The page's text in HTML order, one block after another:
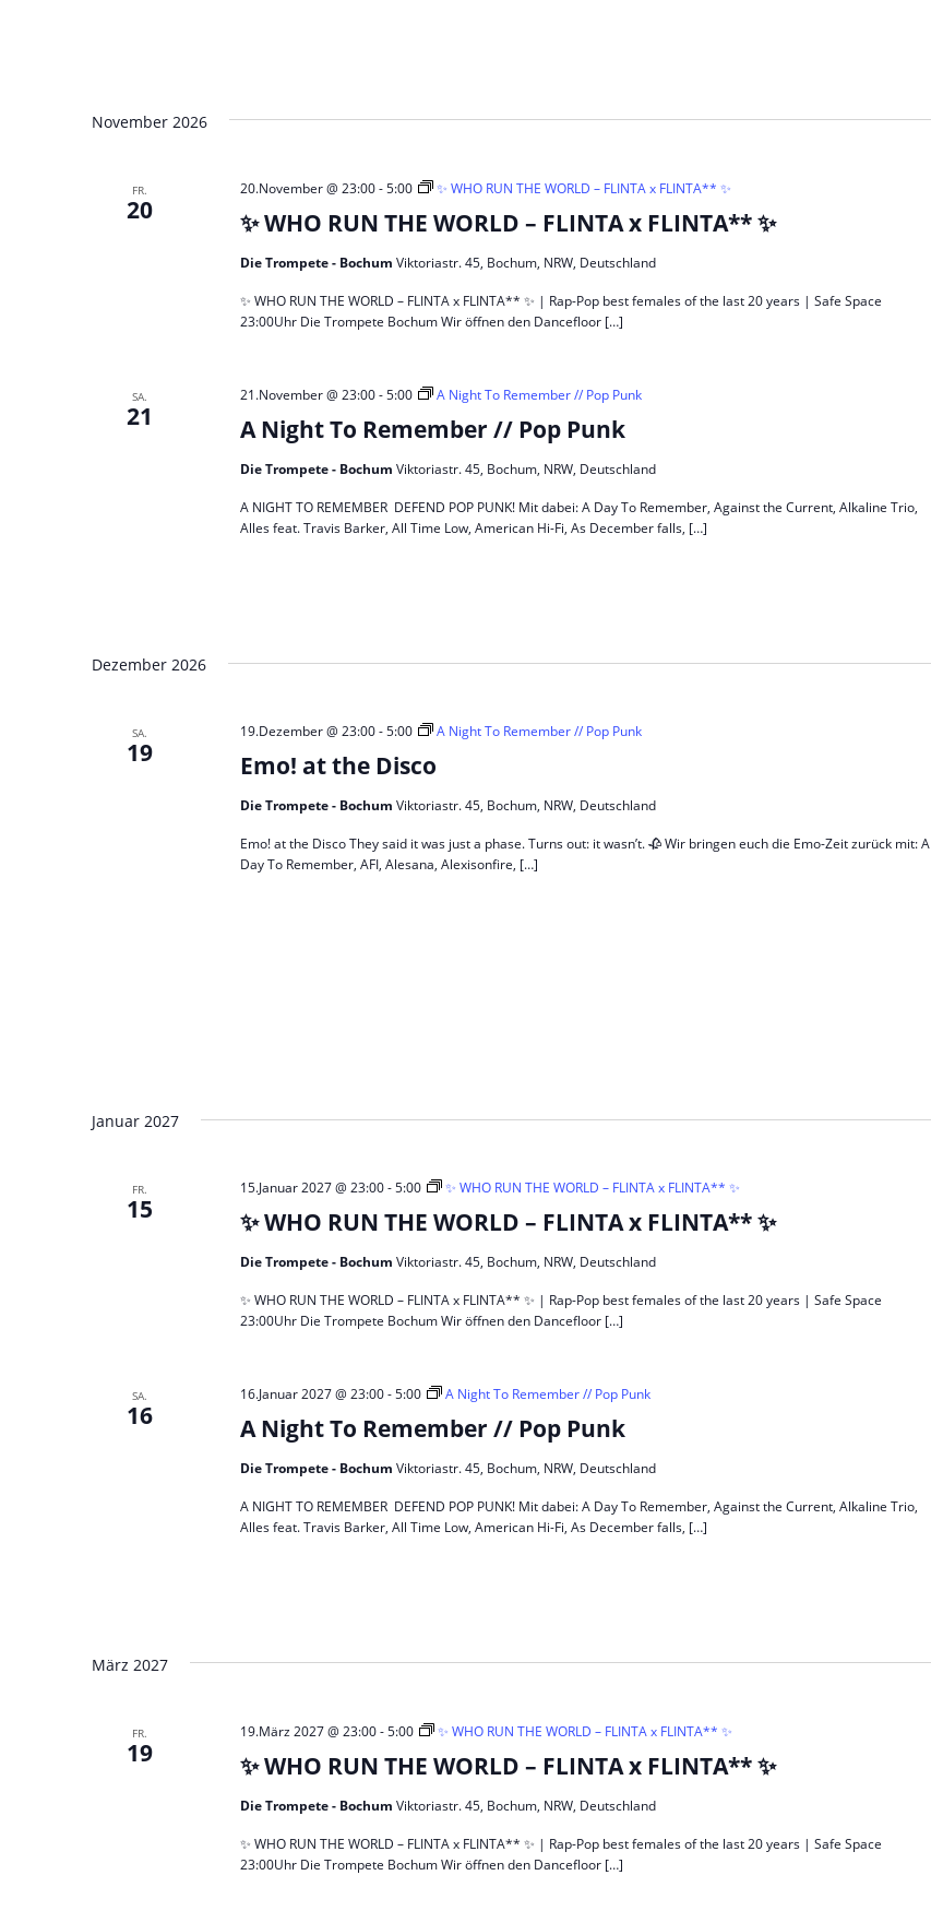
November 2026
FR.
20 ✨ WHO RUN THE WORLD – FLINTA x FLINTA** ✨
20.November @ 23:00-5:00 ✨ WHO RUN THE WORLD – FLINTA x FLINTA** ✨
Die Trompete - Bochum Viktoriastr. 45, Bochum, NRW, Deutschland
✨ WHO RUN THE WORLD – FLINTA x FLINTA** ✨ | Rap-Pop best females of the last 20 years | Safe Space
23:00Uhr Die Trompete Bochum Wir öffnen den Dancefloor […]
SA.
21 A Night To Remember // Pop Punk
21.November @ 23:00-5:00 A Night To Remember // Pop Punk
Die Trompete - Bochum Viktoriastr. 45, Bochum, NRW, Deutschland
A NIGHT TO REMEMBER DEFEND POP PUNK! Mit dabei: A Day To Remember, Against the Current, Alkaline Trio,
Alles feat. Travis Barker, All Time Low, American Hi-Fi, As December falls, […]
Dezember 2026
SA.
19 Emo! at the Disco
19.Dezember @ 23:00-5:00 A Night To Remember // Pop Punk
Die Trompete - Bochum Viktoriastr. 45, Bochum, NRW, Deutschland
Emo! at the Disco They said it was just a phase. Turns out: it wasn’t. 🥀 Wir bringen euch die Emo-Zeit zurück mit: A
Day To Remember, AFI, Alesana, Alexisonfire, […]
Januar 2027
FR.
15 ✨ WHO RUN THE WORLD – FLINTA x FLINTA** ✨
15.Januar 2027 @ 23:00-5:00 ✨ WHO RUN THE WORLD – FLINTA x FLINTA** ✨
Die Trompete - Bochum Viktoriastr. 45, Bochum, NRW, Deutschland
✨ WHO RUN THE WORLD – FLINTA x FLINTA** ✨ | Rap-Pop best females of the last 20 years | Safe Space
23:00Uhr Die Trompete Bochum Wir öffnen den Dancefloor […]
SA.
16 A Night To Remember // Pop Punk
16.Januar 2027 @ 23:00-5:00 A Night To Remember // Pop Punk
Die Trompete - Bochum Viktoriastr. 45, Bochum, NRW, Deutschland
A NIGHT TO REMEMBER DEFEND POP PUNK! Mit dabei: A Day To Remember, Against the Current, Alkaline Trio,
Alles feat. Travis Barker, All Time Low, American Hi-Fi, As December falls, […]
März 2027
FR.
19 ✨ WHO RUN THE WORLD – FLINTA x FLINTA** ✨
19.März 2027 @ 23:00-5:00 ✨ WHO RUN THE WORLD – FLINTA x FLINTA** ✨
Die Trompete - Bochum Viktoriastr. 45, Bochum, NRW, Deutschland
✨ WHO RUN THE WORLD – FLINTA x FLINTA** ✨ | Rap-Pop best females of the last 20 years | Safe Space
23:00Uhr Die Trompete Bochum Wir öffnen den Dancefloor […]